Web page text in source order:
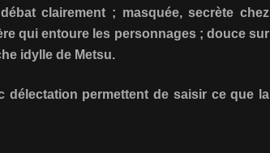
clairement ; masquée, secrète chez
qui entoure les personnages ; douce sur
idylle de Metsu.
permettent de saisir ce que la